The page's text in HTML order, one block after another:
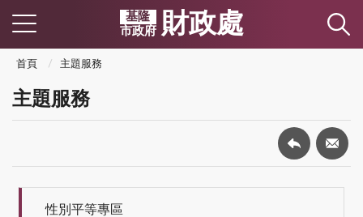
基隆
市政府 財政處
首頁 主題服務
主題服務
性別平等專區